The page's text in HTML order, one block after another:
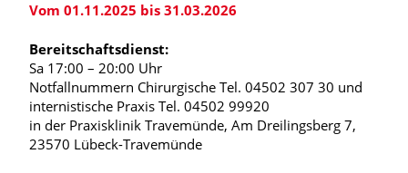
Vom 01.11.2025 bis 31.03.2026
Bereitschaftsdienst:
Sa 17:00 – 20:00 Uhr
Notfallnummern Chirurgische Tel. 04502 307 30 und
internistische Praxis Tel. 04502 99920
in der Praxisklinik Travemünde, Am Dreilingsberg 7,
23570 Lübeck-Travemünde